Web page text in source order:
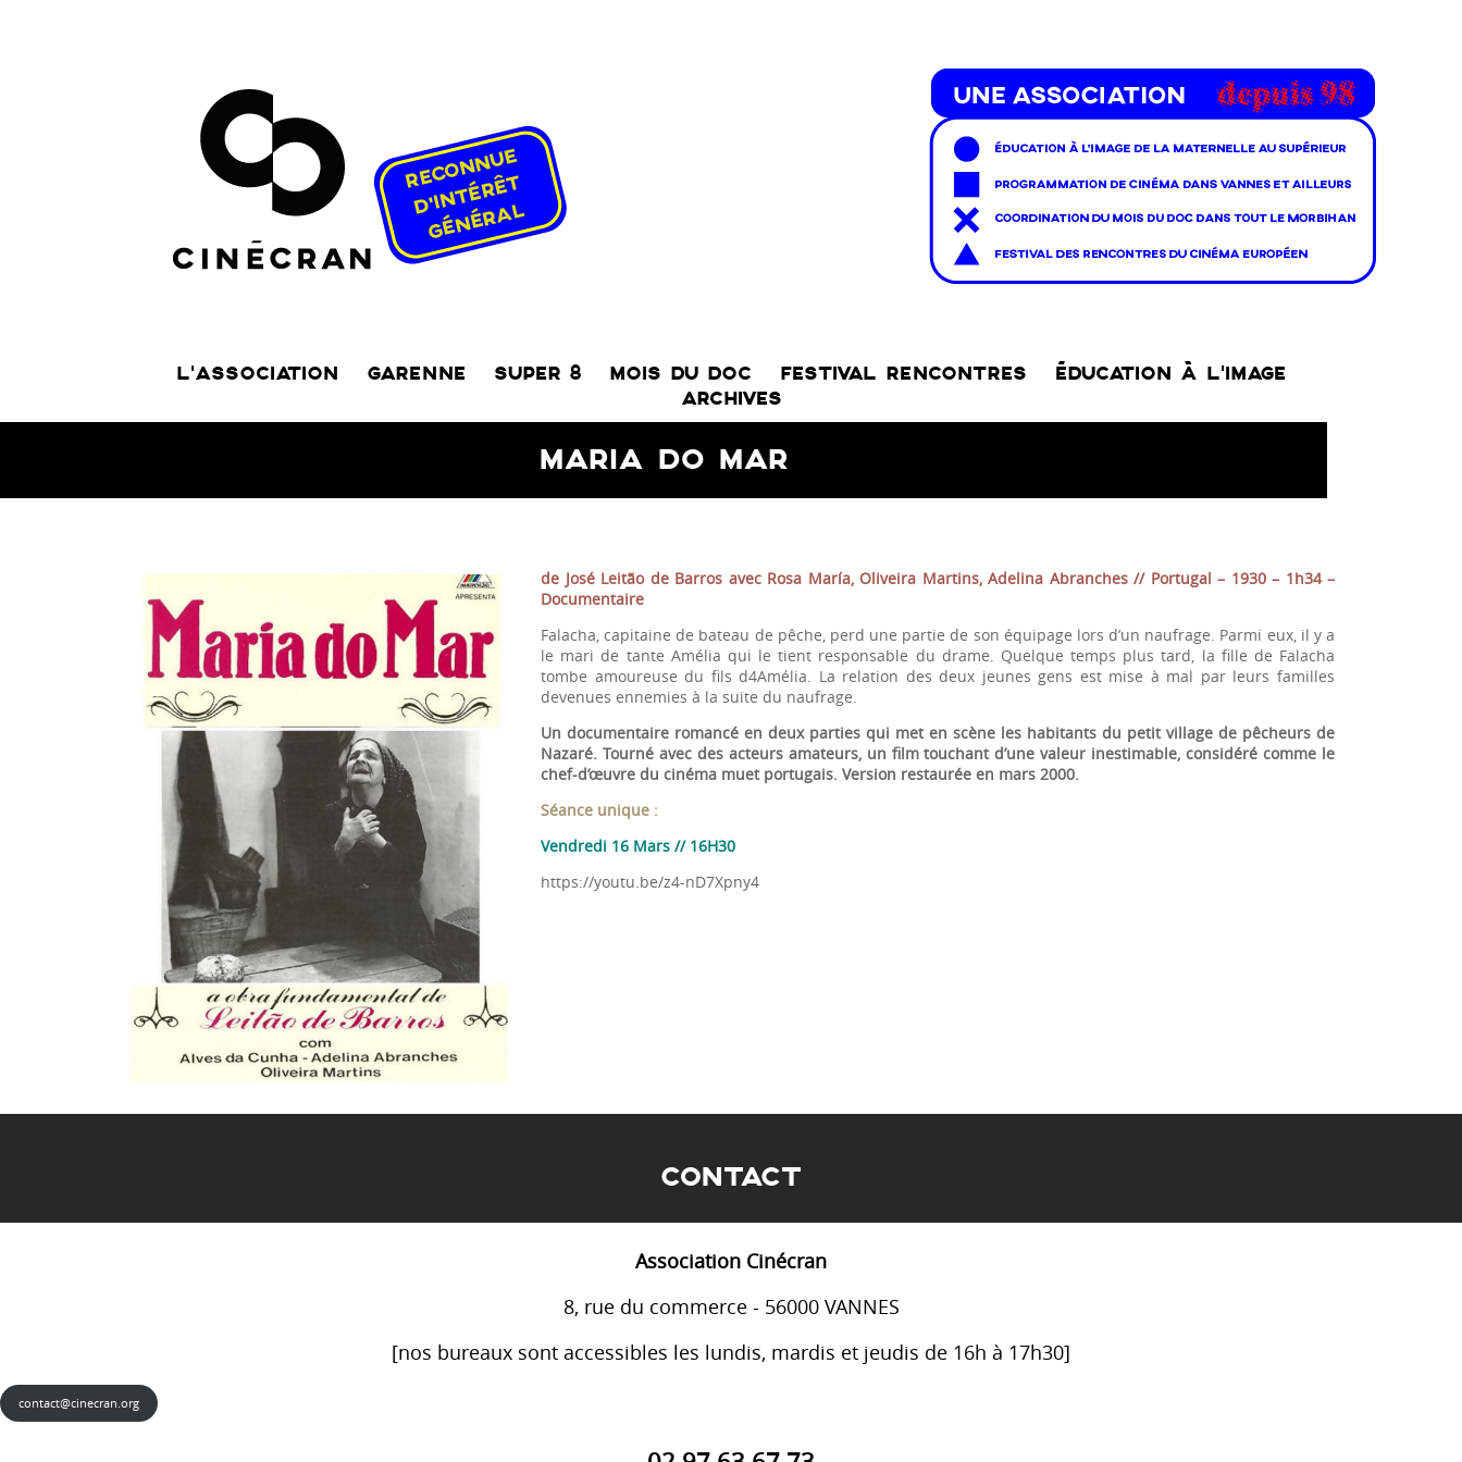
L’ASSOCIATION GARENNE SUPER 8 MOIS DU DOC FESTIVAL RENCONTRES
ÉDUCATION À L’IMAGE
ARCHIVES
MARIA DO MAR
de José Leitão de Barros avec Rosa María, Oliveira Martins, Adelina Abranches // Portugal – 1930 – 1h34 –
Documentaire
Falacha, capitaine de bateau de pêche, perd une partie de son équipage lors d’un naufrage. Parmi eux, il y a
le mari de tante Amélia qui le tient responsable du drame. Quelque temps plus tard, la fille de Falacha
tombe amoureuse du fils d4Amélia. La relation des deux jeunes gens est mise à mal par leurs familles
devenues ennemies à la suite du naufrage.
Un documentaire romancé en deux parties qui met en scène les habitants du petit village de pêcheurs de
Nazaré. Tourné avec des acteurs amateurs, un film touchant d’une valeur inestimable, considéré comme le
chef-d’œuvre du cinéma muet portugais. Version restaurée en mars 2000.
Séance unique :
Vendredi 16 Mars // 16H30
https://youtu.be/z4-nD7Xpny4
CONTACT
Association Cinécran
8, rue du commerce - 56000 VANNES
[nos bureaux sont accessibles les lundis, mardis et jeudis de 16h à 17h30]
contact@cinecran.org